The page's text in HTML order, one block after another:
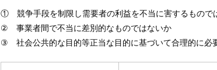
① 競争手段を制限し需要者の利益を不当に害するもので
② 事業者間で不当に差別的なものではないか
③ 社会公共的な目的等正当な目的に基づいて合理的に必